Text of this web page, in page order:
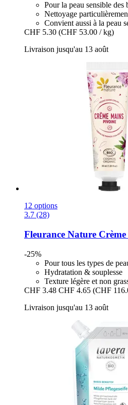
Pour la peau sensible des
Nettoyage
Convient aussi à la peau
CHF 5.30 (CHF 53.00 / kg)
Livraison jusqu'au 13 août
12 options
3.7 (28)
Fleurance Nature
-25%
Pour tous les types de
Hydratation & souplesse
Texture légère et non
CHF 3.48 CHF 4.65 (CHF
Livraison jusqu'au 13 août